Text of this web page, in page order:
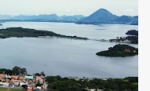
Maricá em um
e estratégica. Segundo
debate maior sobre a
o vídeo, o prefeito
Segundo ele,